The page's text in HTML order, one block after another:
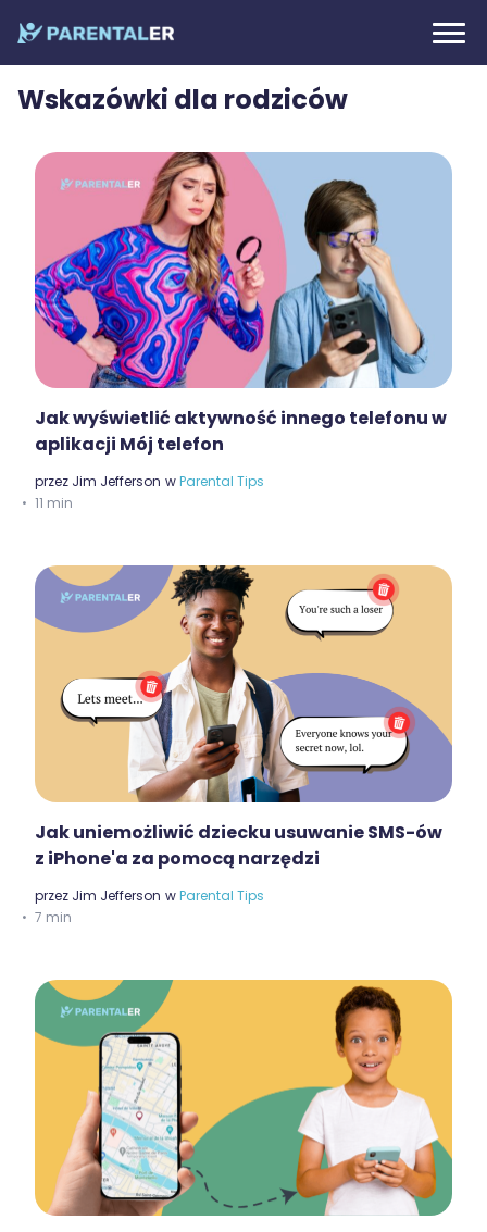
Wskazówki dla rodziców
Jak wyświetlić aktywność innego telefonu w
aplikacji Mój telefon
przez Jim Jefferson wParental Tips
11 min
Jak uniemożliwić dziecku usuwanie SMS-ów
z iPhone'a za pomocą narzędzi
przez Jim Jefferson wParental Tips
7 min